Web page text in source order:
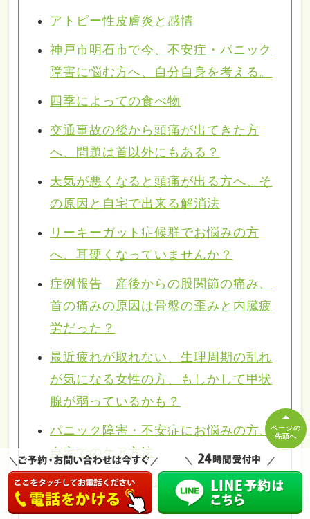
アトピー性皮膚炎と感情
神戸市明石市で今、不安症・パニック
障害に悩む方へ、自分自身を考える。
四季によっての食べ物
交通事故の後から頭痛が出てきた方
へ、問題は首以外にもある？
天気が悪くなると頭痛が出る方へ、そ
の原因と自宅で出来る解消法
リーキーガット症候群でお悩みの方
へ、耳硬くなっていませんか？
症例報告 産後からの股関節の痛み、
首の痛みの原因は骨盤の歪みと内臓疲
労だった？
最近疲れが取れない、生理周期の乱れ
が気になる女性の方、もしかして甲状
腺が弱っているかも？
パニック障害・不安症にお悩みの方、
自宅でのケア方法
朝起きると頭痛が出る。そんなお悩み
の方へ自宅で出来る解消法とは？
ページの
先頭へ